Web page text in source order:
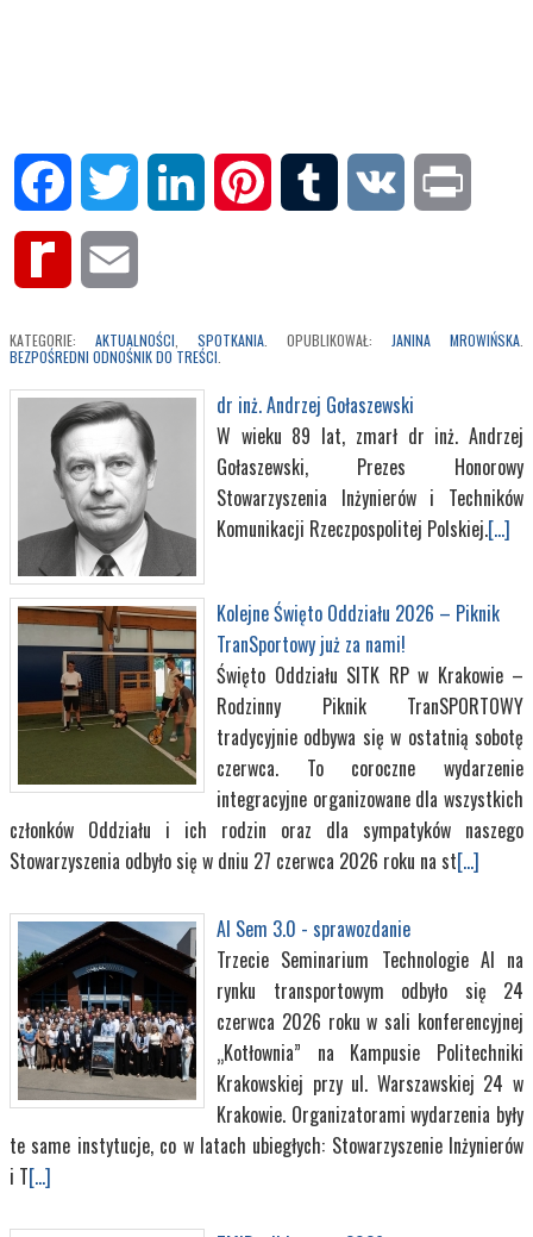
Facebook Twitter LinkedIn Pinterest Tumblr VK
Rediff
KATEGORIE: AKTUALNOŚCI SPOTKANIA . OPUBLIKOWAŁ: JANINA MROWIŃSKA
BEZPOŚREDNI ODNOŚNIK DO TREŚCI
dr inż. Andrzej Gołaszewski
W wieku 89 lat, zmarł dr inż. Andrzej
Gołaszewski, Prezes Honorowy
Stowarzyszenia Inżynierów i Techników
Komunikacji Rzeczpospolitej Polskiej.[...]
Kolejne Święto Oddziału 2026 – Piknik
TranSportowy już za nami!
Święto Oddziału SITK RP w Krakowie –
Rodzinny Piknik TranSPORTOWY
tradycyjnie odbywa się w ostatnią sobotę
czerwca. To coroczne wydarzenie
integracyjne organizowane dla wszystkich
członków Oddziału i ich rodzin oraz dla sympatyków naszego
Stowarzyszenia odbyło się w dniu 27 czerwca 2026 roku na st[...]
AI Sem 3.0 - sprawozdanie
Trzecie Seminarium Technologie AI na
rynku transportowym odbyło się 24
czerwca 2026 roku w sali konferencyjnej
„Kotłownia” na Kampusie Politechniki
Krakowskiej przy ul. Warszawskiej 24 w
Krakowie. Organizatorami wydarzenia były
te same instytucje, co w latach ubiegłych: Stowarzyszenie Inżynierów
i T[...]